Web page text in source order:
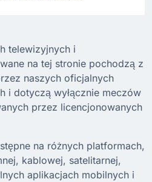
telewizyjnych i
na tej stronie pochodzą z
naszych oficjalnych
i dotyczą wyłącznie meczów
przez licencjonowanych
na różnych platformach,
kablowej, satelitarnej,
aplikacjach mobilnych i